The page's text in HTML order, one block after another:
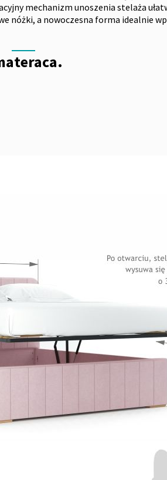
mechanizm unoszenia stelaża
nóżki, a nowoczesna forma idealnie